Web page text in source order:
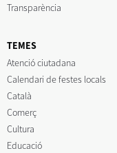
Transparència
TEMES
Atenció ciutadana
Calendari de festes locals
Català
Comerç
Cultura
Educació